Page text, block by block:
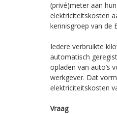
(privé)meter aan
elektriciteitskosten
kennisgroep van de
Iedere verbruikte
automatisch
opladen van auto’s
werkgever. Dat
elektriciteitskosten
Vraag